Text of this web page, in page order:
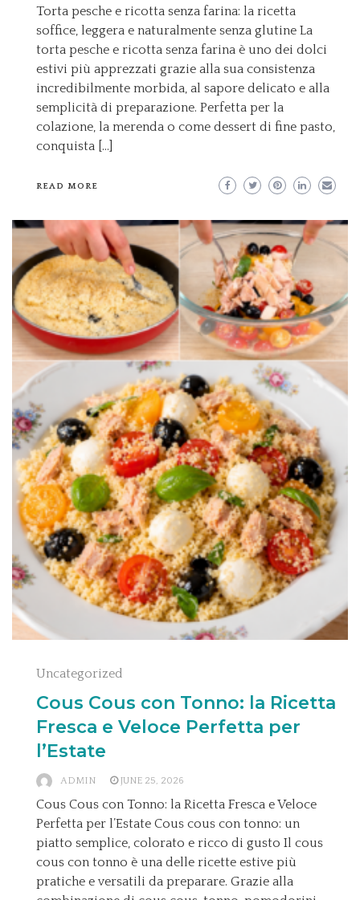
Torta pesche e ricotta senza farina: la ricetta
soffice, leggera e naturalmente senza glutine La
torta pesche e ricotta senza farina è uno dei dolci
estivi più apprezzati grazie alla sua consistenza
incredibilmente morbida, al sapore delicato e alla
semplicità di preparazione. Perfetta per la
colazione, la merenda o come dessert di fine pasto,
conquista […]
READ MORE
Uncategorized
Cous Cous con Tonno: la Ricetta
Fresca e Veloce Perfetta per
l’Estate
ADMIN JUNE 25, 2026
Cous Cous con Tonno: la Ricetta Fresca e Veloce
Perfetta per l’Estate Cous cous con tonno: un
piatto semplice, colorato e ricco di gusto Il cous
cous con tonno è una delle ricette estive più
pratiche e versatili da preparare. Grazie alla